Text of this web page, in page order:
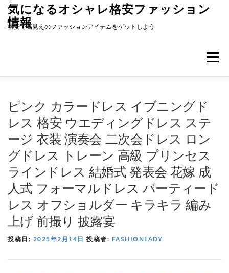
気になるオシャレ格安ファッション
情報
格安で高見えのファッションアイテムをゲットしよう
メニュ
ピンク カラードレス イブニングド
レス 格安 ウエディングドレス ステ
ージ 衣装 演奏会 二次会ドレス ロン
グドレス トレーン 高級 プリンセス
ラインドレス 結婚式 発表会 花嫁 成
人式 フォーマルドレス パーティード
レス オフショルダー キラキラ 編み
上げ 前撮り 披露宴
投稿日: 2025年2月14日 投稿者: FASHIONLADY